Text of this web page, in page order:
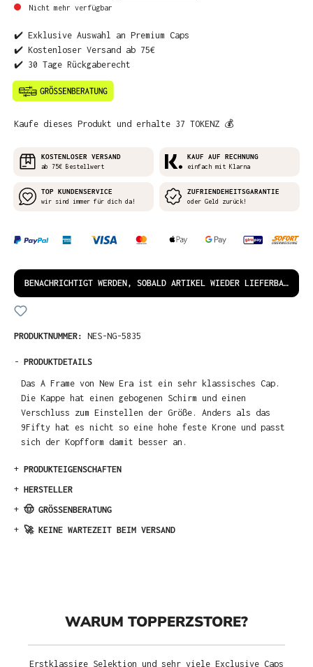
Nicht mehr verfügbar
✔️ Exklusive Auswahl an Premium Caps
✔️ Kostenloser Versand ab 75€
✔️ 30 Tage Rückgaberecht
Kaufe dieses Produkt und erhalte 37 TOKENZ 💰
KOSTENLOSER VERSAND
ab 75€ Bestellwert
KAUF AUF RECHNUNG
einfach mit Klarna
TOP KUNDENSERVICE
wir sind immer für dich da!
ZUFRIENDEHEITSGARANTIE
oder Geld zurück!
BENACHRICHTIGT WERDEN, SOBALD ARTIKEL WIEDER LIEFERBAR IST!
PRODUKTNUMMER: NES-NG-5835
- PRODUKTDETAILS
Das A Frame von New Era ist ein sehr klassisches Cap.
Die Kappe hat einen gebogenen Schirm und einen
Verschluss zum Einstellen der Größe. Anders als das
9Fifty hat es nicht so eine hohe feste Krone und passt
sich der Kopfform damit besser an.
+ PRODUKTEIGENSCHAFTEN
+ HERSTELLER
+ 🤠 GRÖSSENBERATUNG
+ 🚀 KEINE WARTEZEIT BEIM VERSAND
WARUM TOPPERZSTORE?
Erstklassige Selektion und sehr viele Exclusive Caps